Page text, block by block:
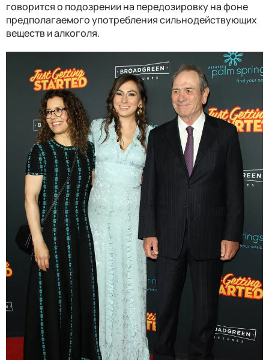
говорится о подозрении на передозировку на фоне
предполагаемого употребления сильнодействующих
веществ и алкоголя.